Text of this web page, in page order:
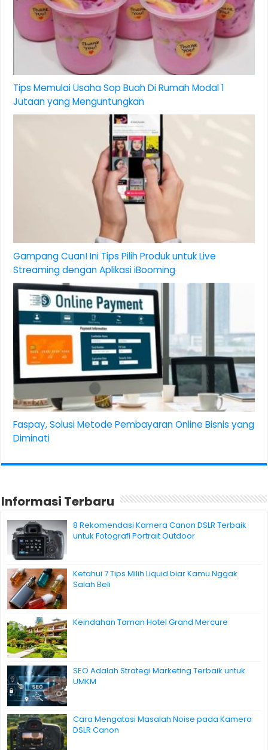
Tips Memulai Usaha Sop Buah Di Rumah Modal 1
Jutaan yang Menguntungkan
Gampang Cuan! Ini Tips Pilih Produk untuk Live
Streaming dengan Aplikasi iBooming
Faspay, Solusi Metode Pembayaran Online Bisnis yang
Diminati
Informasi Terbaru
8 Rekomendasi Kamera Canon DSLR Terbaik
untuk Fotografi Portrait Outdoor
Ketahui 7 Tips Milih Liquid biar Kamu Nggak
Salah Beli
Keindahan Taman Hotel Grand Mercure
SEO Adalah Strategi Marketing Terbaik untuk
UMKM
Cara Mengatasi Masalah Noise pada Kamera
DSLR Canon